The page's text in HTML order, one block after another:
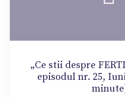
„Ce stii despre
episodul nr. 25,